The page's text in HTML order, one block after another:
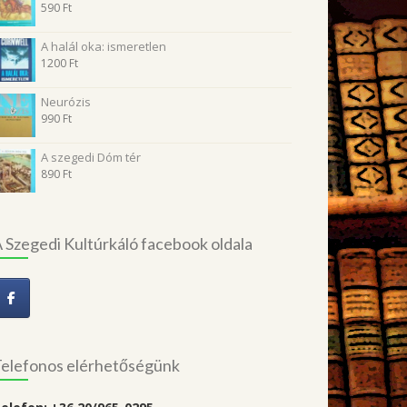
590 Ft
A halál oka: ismeretlen
1200 Ft
Neurózis
990 Ft
A szegedi Dóm tér
890 Ft
Szegedi Kultúrkáló facebook oldala
elérhetőségünk